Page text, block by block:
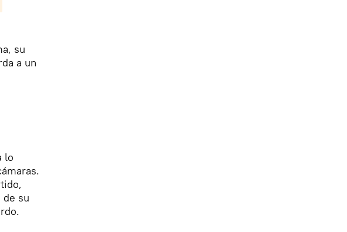
su
a un
lo
su